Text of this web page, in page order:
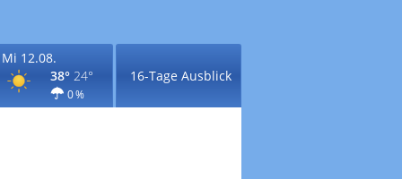
Mi 12.08.
38° 24°
0 %
16-Tage Ausblick